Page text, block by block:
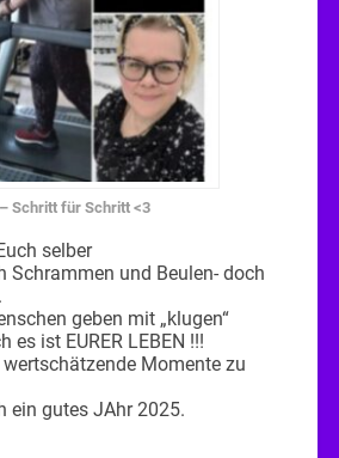
Schritt für Schritt <3
selber
Schrammen und Beulen- doch
geben mit „klugen“
es ist EURER LEBEN !!!
Momente zu
ein gutes JAhr 2025.